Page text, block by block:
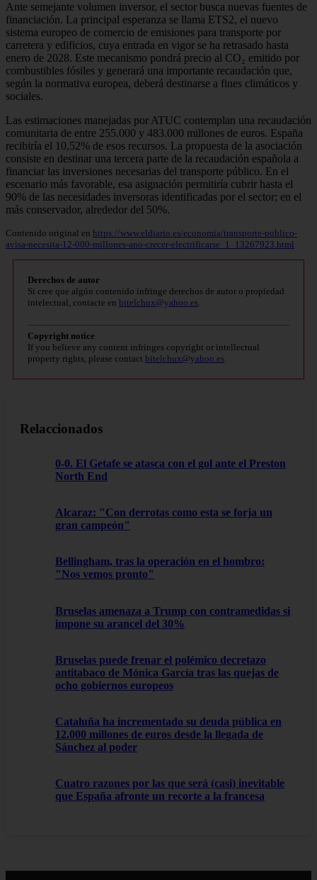
Ante semejante volumen inversor, el sector busca nuevas fuentes de
financiación. La principal esperanza se llama ETS2, el nuevo
sistema europeo de comercio de emisiones para transporte por
carretera y edificios, cuya entrada en vigor se ha retrasado hasta
enero de 2028. Este mecanismo pondrá precio al CO₂ emitido por
combustibles fósiles y generará una importante recaudación que,
según la normativa europea, deberá destinarse a fines climáticos y
sociales.
Las estimaciones manejadas por ATUC contemplan una recaudación
comunitaria de entre 255.000 y 483.000 millones de euros. España
recibiría el 10,52% de esos recursos. La propuesta de la asociación
consiste en destinar una tercera parte de la recaudación española a
financiar las inversiones necesarias del transporte público. En el
escenario más favorable, esa asignación permitiría cubrir hasta el
90% de las necesidades inversoras identificadas por el sector; en el
más conservador, alrededor del 50%.
Contenido original en https://www.eldiario.es/economia/transporte-publico-
avisa-necesita-12-000-millones-ano-crecer-electrificarse_1_13267923.html
Derechos de autor
Si cree que algún contenido infringe derechos de autor o propiedad
intelectual, contacte en bitelchux@yahoo.es.
Copyright notice
If you believe any content infringes copyright or intellectual
property rights, please contact bitelchux@yahoo.es.
Relaccionados
0-0. El Getafe se atasca con el gol ante el Preston
North End
Alcaraz: "Con derrotas como esta se forja un
gran campeón"
Bellingham, tras la operación en el hombro:
"Nos vemos pronto"
Bruselas amenaza a Trump con contramedidas si
impone su arancel del 30%
Bruselas puede frenar el polémico decretazo
antitabaco de Mónica García tras las quejas de
ocho gobiernos europeos
Cataluña ha incrementado su deuda pública en
12.000 millones de euros desde la llegada de
Sánchez al poder
Cuatro razones por las que será (casi) inevitable
que España afronte un recorte a la francesa